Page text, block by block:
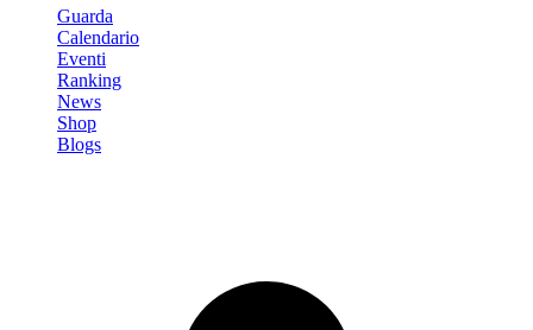
Guarda
Calendario
Eventi
Ranking
News
Shop
Blogs